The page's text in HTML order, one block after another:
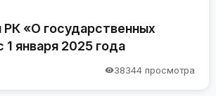
РК «О государственных
1 января 2025 года
38344 просмотра